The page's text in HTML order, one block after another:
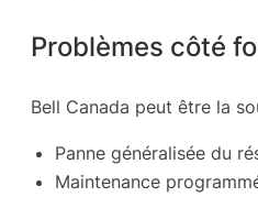
Problèmes côté
Bell Canada peut être la
Panne généralisée du
Maintenance